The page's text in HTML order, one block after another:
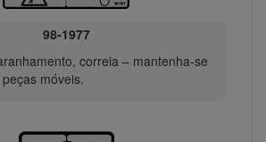
98-1977
correia – mantenha-se
móveis.